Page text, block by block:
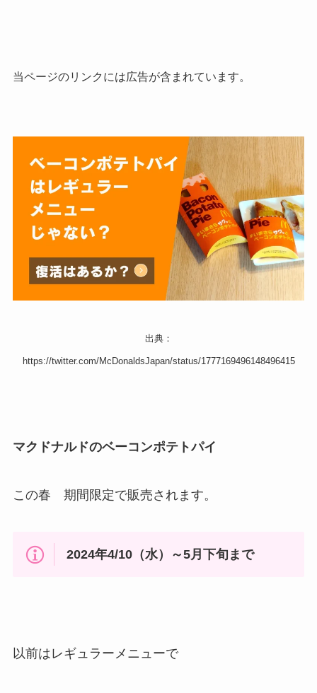
当ページのリンクには広告が含まれています。
出典：
https://twitter.com/McDonaldsJapan/status/1777169496148496415
マクドナルドのベーコンポテトパイ
この春 期間限定で販売されます。
2024年4/10（水）～5月下旬まで
以前はレギュラーメニューで